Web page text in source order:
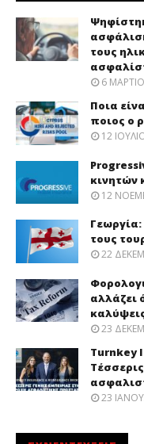
τους
6
Ποια
ποιος ο
12
κινητών
12
τους
22
αλλάζει
23
Turnkey
23